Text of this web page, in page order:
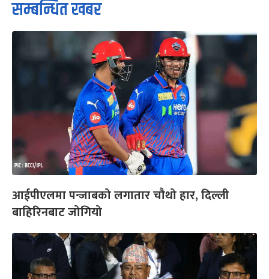
सम्बन्धित खबर
आईपीएलमा पन्जाबको लगातार चौथो हार, दिल्ली
बाहिरिनबाट जोगियो